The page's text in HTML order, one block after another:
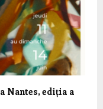
Nantes, ediția a